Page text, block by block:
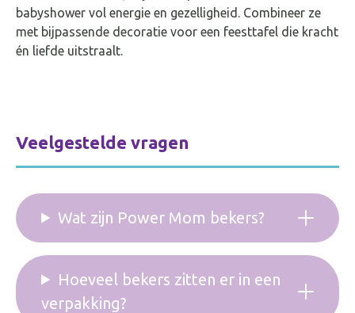
babyshower vol energie en gezelligheid. Combineer ze
met bijpassende decoratie voor een feesttafel die kracht
én liefde uitstraalt.
Veelgestelde vragen
Wat zijn Power Mom bekers?
Hoeveel bekers zitten er in een
verpakking?